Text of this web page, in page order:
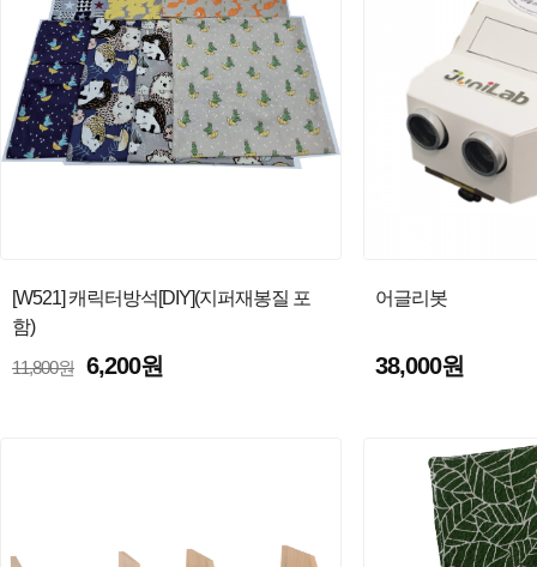
[W521] 캐릭터방석[DIY](지퍼재봉질 포
함)
11,800원 6,200원
어글리봇
38,000원